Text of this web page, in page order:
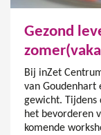
Gezond
Bij inZet
van Goudenhart
gewicht.
het bevorderen
komende